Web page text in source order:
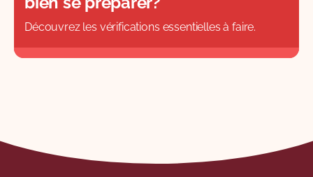
Découvrez les vérifications essentielles à faire.